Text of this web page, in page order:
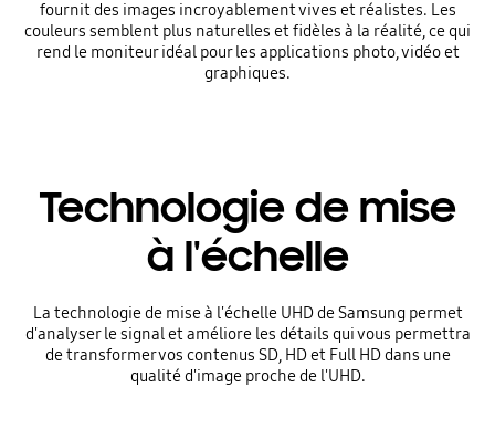
fournit des images incroyablement vives et réalistes. Les
couleurs semblent plus naturelles et fidèles à la réalité, ce qui
rend le moniteur idéal pour les applications photo, vidéo et
graphiques.
Technologie de mise
à l'échelle
La technologie de mise à l'échelle UHD de Samsung permet
d'analyser le signal et améliore les détails qui vous permettra
de transformer vos contenus SD, HD et Full HD dans une
qualité d'image proche de l'UHD.